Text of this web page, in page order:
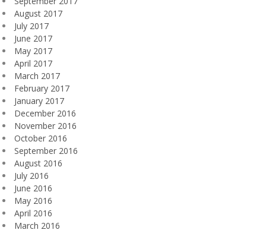
August 2017
July 2017
June 2017
May 2017
April 2017
March 2017
February 2017
January 2017
December 2016
November 2016
October 2016
September 2016
August 2016
July 2016
June 2016
May 2016
April 2016
March 2016